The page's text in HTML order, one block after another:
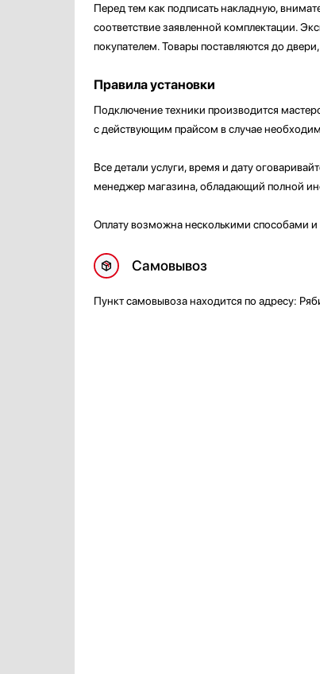
Перед тем как подписать накладную,
соответствие заявленной комплектации.
покупателем. Товары поставляются до
Правила установки
Подключение техники производится
с действующим прайсом в случае
Все детали услуги, время и дату
менеджер магазина, обладающий полной
Оплату возможна несколькими способами и
Самовывоз
Пункт самовывоза находится по адресу: